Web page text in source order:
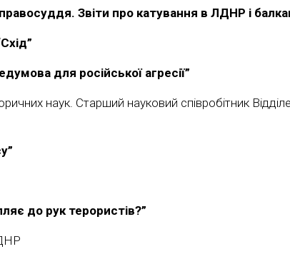
Звіти про катування в ЛДНР і
для російської агресії”
наук. Старший науковий співробітник
до рук терористів?”